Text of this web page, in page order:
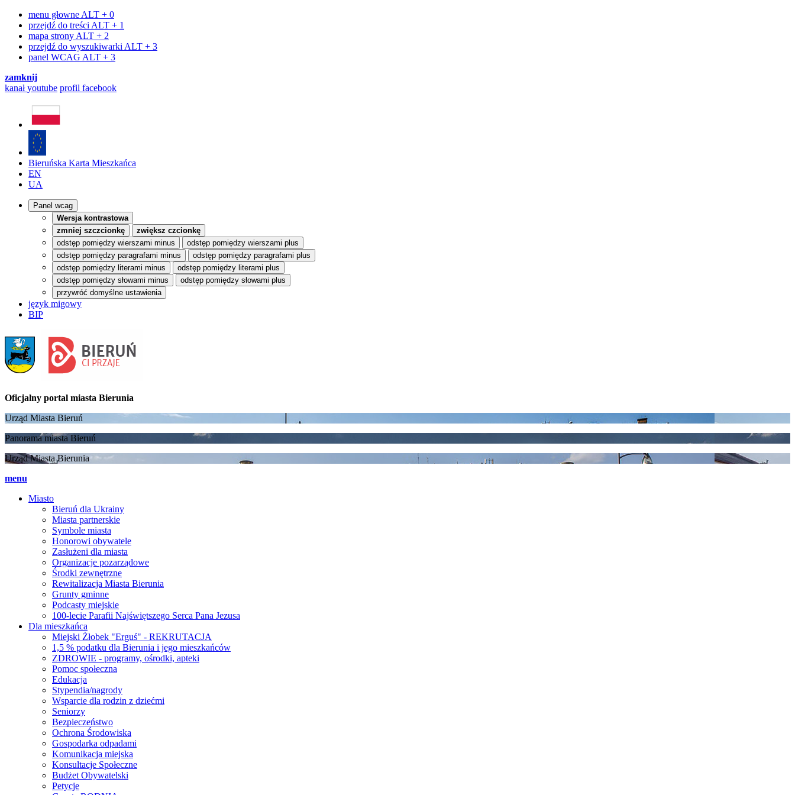
menu głowne ALT + 0
przejdź do treści ALT + 1
mapa strony ALT + 2
przejdź do wyszukiwarki ALT + 3
panel WCAG ALT + 3
zamknij
kanałyoutube profil facebook
Bieruńska Karta Mieszkańca
EN
UA
Panel wcag
Wersja kontrastowa
zmniej szczcionkę
zwiększ czcionkę
odstęp pomiędzy wierszami minus
odstęp pomiędzy wierszami plus
odstęp pomiędzy paragrafami minus
odstęp pomiędzy paragrafami plus
odstęp pomiędzy literami minus
odstęp pomiędzy literami plus
odstęp pomiędzy słowami minus
odstęp pomiędzy słowami plus
przywróć domyślne ustawienia
język migowy
BIP
Oficjalny portal miasta Bierunia
Urząd Miasta Bieruń
Panorama miasta Bieruń
Urząd Miasta Bierunia
menu
Miasto
Bieruń dla Ukrainy
Miasta partnerskie
Symbole miasta
Honorowi obywatele
Zasłużeni dla miasta
Organizacje pozarządowe
Środki zewnętrzne
Rewitalizacja Miasta Bierunia
Grunty gminne
Podcasty miejskie
100-lecie Parafii Najświętszego Serca Pana Jezusa
Dla mieszkańca
Miejski Żłobek "Erguś" - REKRUTACJA
1,5 % podatku dla Bierunia i jego mieszkańców
ZDROWIE - programy, ośrodki, apteki
Pomoc społeczna
Edukacja
Stypendia/nagrody
Wsparcie dla rodzin z dziećmi
Seniorzy
Bezpieczeństwo
Ochrona Środowiska
Gospodarka odpadami
Komunikacja miejska
Konsultacje Społeczne
Budżet Obywatelski
Petycje